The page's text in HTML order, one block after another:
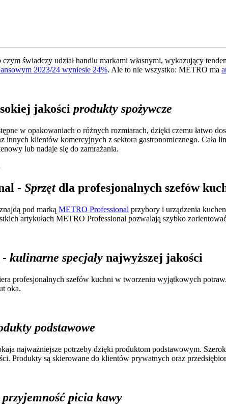
świadczy udział handlu markami własnymi, wykazujący
2023/24 wyniesie 24%. Ale to nie wszystko: METRO ma
jakości produkty spożywcze
w opakowaniach o różnych rozmiarach, dzięki czemu łatwo
innych klientów komercyjnych z sektora gastronomicznego.
lub nadaje się do zamrażania.
- Sprzętdla profesjonalnych szefów
pod marką METRO Professional przybory i urządzenia
artykułach METRO Professional pozwalają szybko
- kulinarne specjały najwyższej jakości
profesjonalnych szefów kuchni w tworzeniu wyjątkowych
oka.
podstawowe
najważniejsze potrzeby dzięki produktom podstawowym.
Produkty są skierowane do klientów prywatnych oraz
przyjemność picia kawy